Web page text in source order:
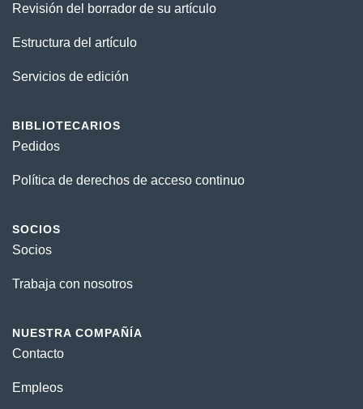
Revisión del borrador de su artículo
Estructura del artículo
Servicios de edición
BIBLIOTECARIOS
Pedidos
Política de derechos de acceso continuo
SOCIOS
Socios
Trabaja con nosotros
NUESTRA COMPAÑÍA
Contacto
Empleos